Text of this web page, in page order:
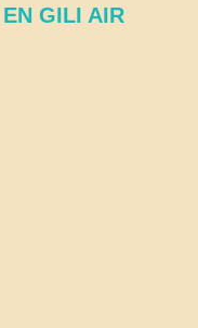
GILI AIR